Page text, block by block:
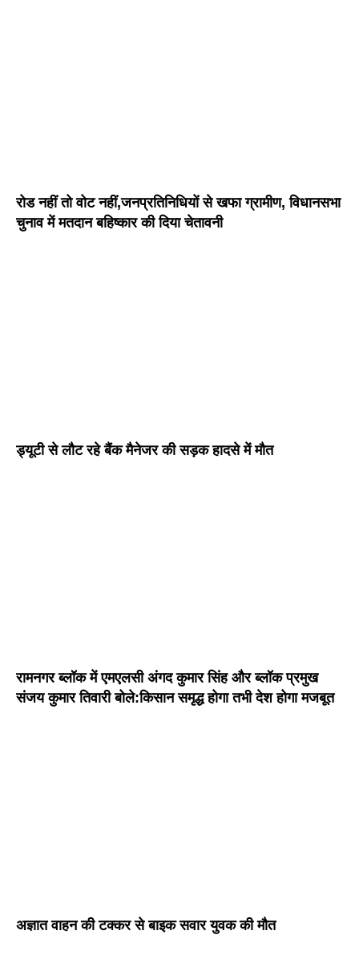
रोड नहीं तो वोट नहीं,जनप्रतिनिधियों से खफा ग्रामीण, विधानसभा
चुनाव में मतदान बहिष्कार की दिया चेतावनी
ड्यूटी से लौट रहे बैंक मैनेजर की सड़क हादसे में मौत
रामनगर ब्लॉक में एमएलसी अंगद कुमार सिंह और ब्लॉक प्रमुख
संजय कुमार तिवारी बोले:किसान समृद्ध होगा तभी देश होगा मजबूत
अज्ञात वाहन की टक्कर से बाइक सवार युवक की मौत